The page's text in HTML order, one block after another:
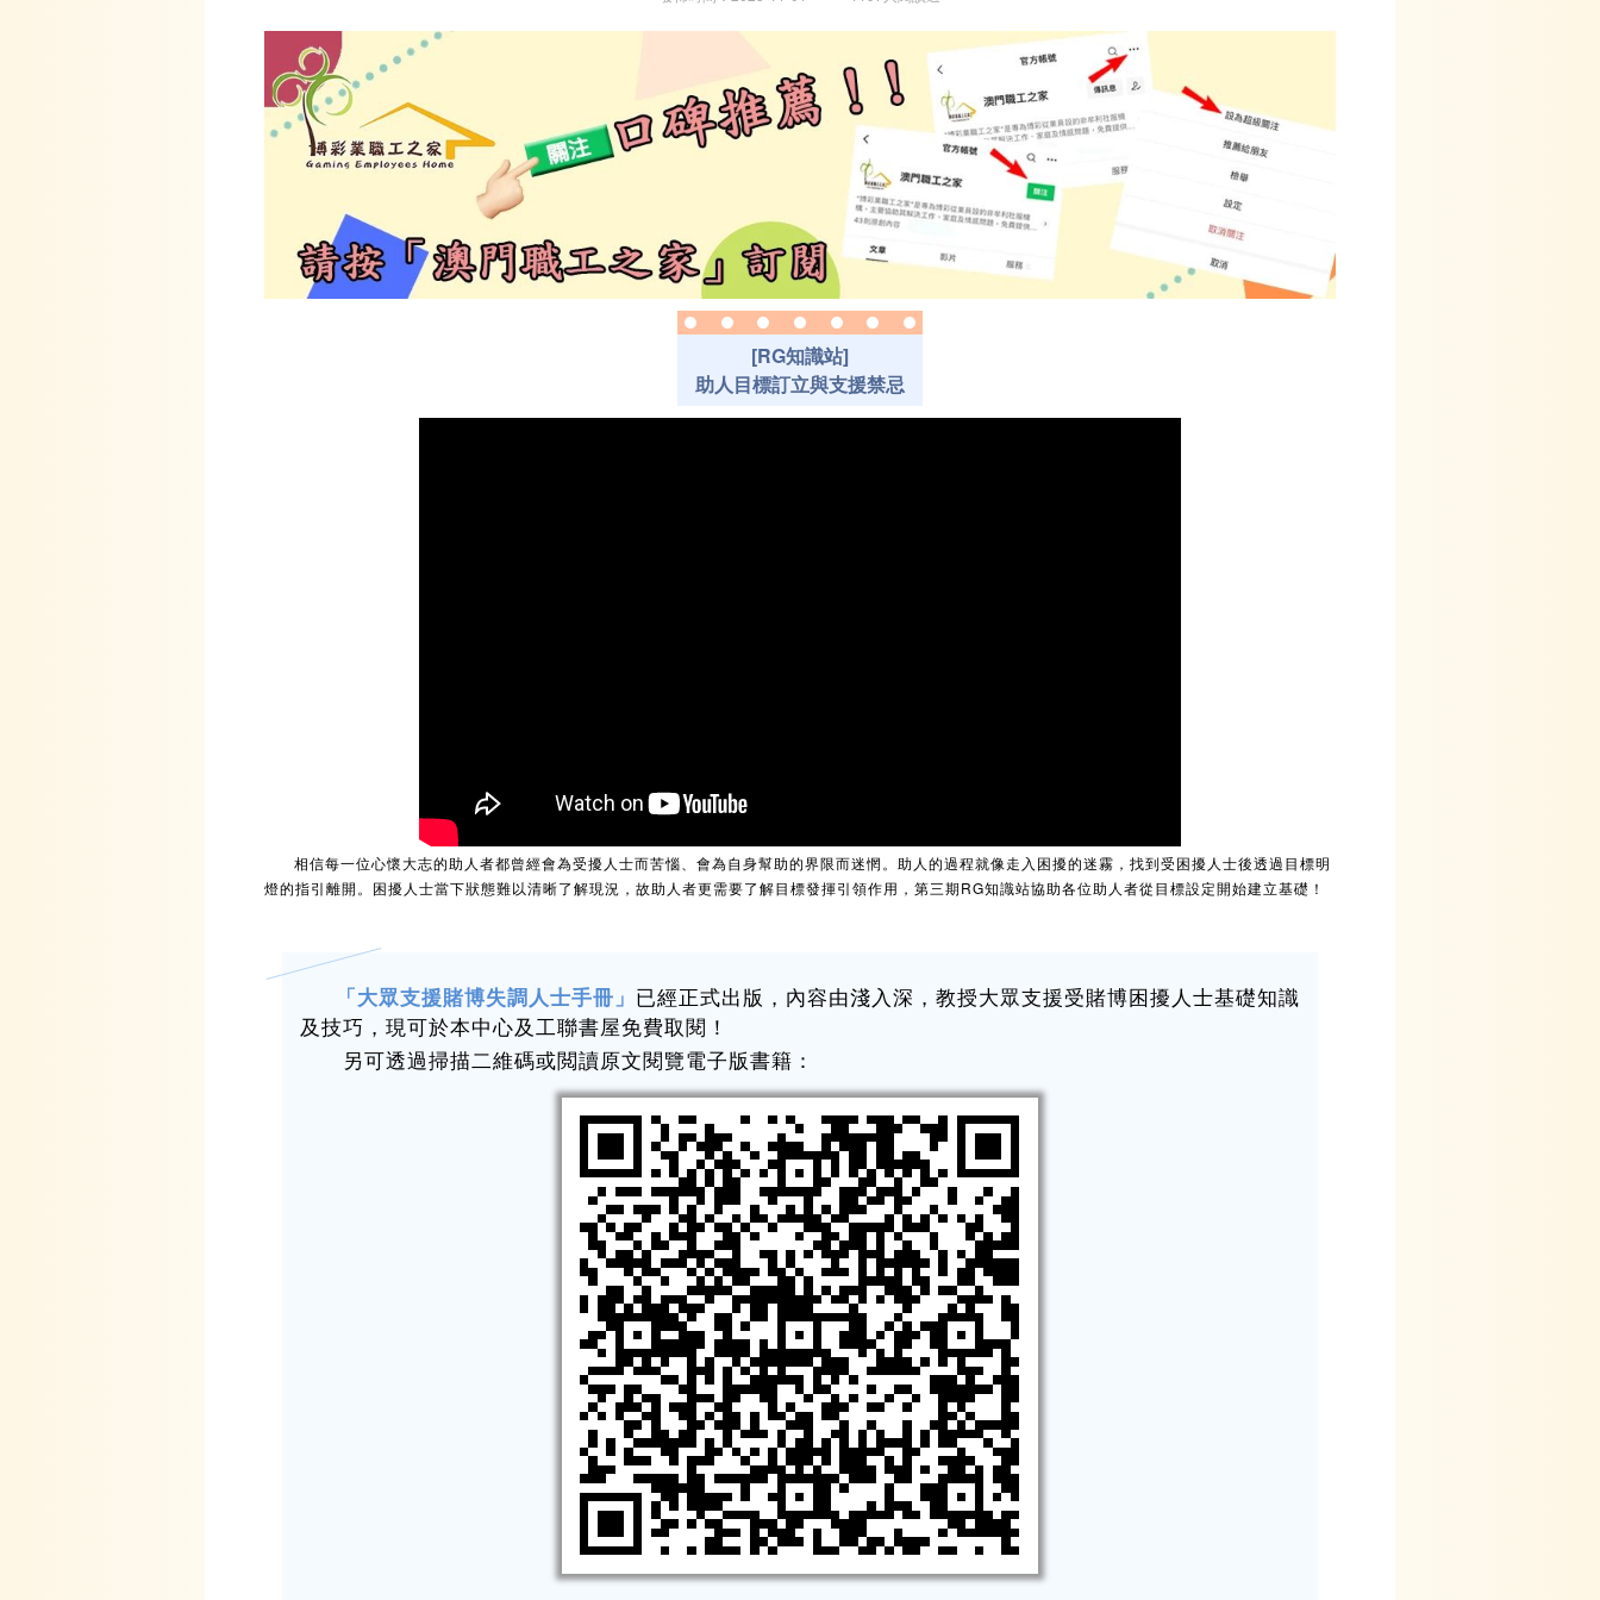
[RG知識站]
助人目標訂立與支援禁忌
相信每一位心懷大志的助人者都曾經會為受擾人士而苦惱、會為自身幫助的界限而迷惘。助人的過程就像走入困擾的迷霧，找到受困擾人士後透過目標明
燈的指引離開。困擾人士當下狀態難以清晰了解現況，故助人者更需要了解目標發揮引領作用，第三期RG知識站協助各位助人者從目標設定開始建立基礎！
「大眾支援賭博失調人士手冊」 已經正式出版，內容由淺入深，教授大眾支援受賭博困擾人士基礎知識
及技巧，現可於本中心及工聯書屋免費取閱！
另可透過掃描二維碼或閲讀原文閱覽電子版書籍：